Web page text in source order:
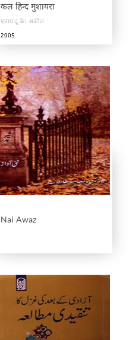
कल हिन्द मुशायरा
एवाय टू के। अकील
2005
Nai Awaz